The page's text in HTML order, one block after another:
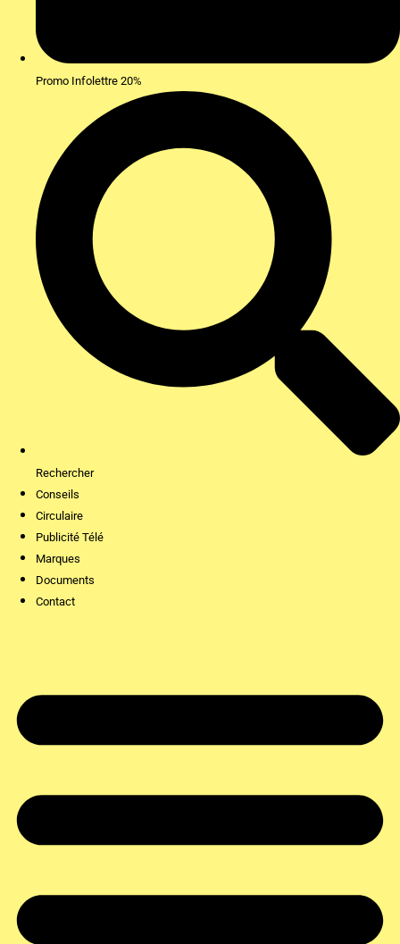
Promo Infolettre 20%
Rechercher
Conseils
Circulaire
Publicité Télé
Marques
Documents
Contact